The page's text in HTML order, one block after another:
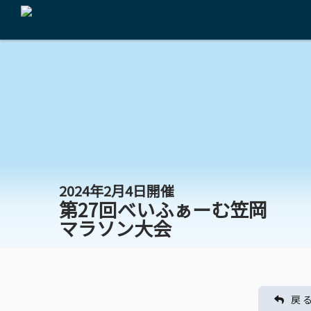
2024年2月4日開催
第27回べいふぁーむ笠岡
マラソン大会
戻